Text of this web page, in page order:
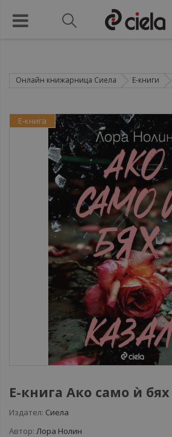
Онлайн книжарница Сиела Е-книги
Е-книга Ако само ѝ
Издател: Сиела
Автор: Лора Нолин
Е-книга